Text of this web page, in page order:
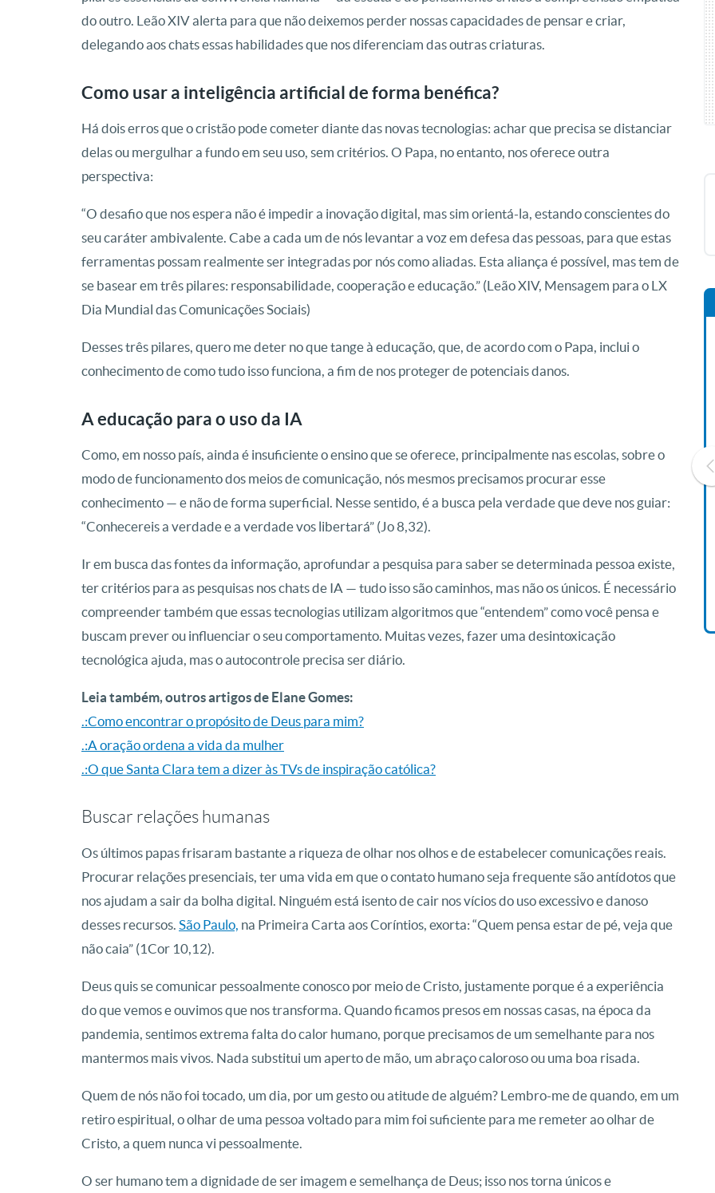
do outro. Leão XIV alerta para que não deixemos perder nossas capacidades de pensar e criar,
delegando aos chats essas habilidades que nos diferenciam das outras criaturas.
Como usar a inteligência artificial de forma benéfica?
Há dois erros que o cristão pode cometer diante das novas tecnologias: achar que precisa se distanciar
delas ou mergulhar a fundo em seu uso, sem critérios. O Papa, no entanto, nos oferece outra
perspectiva:
“O desafio que nos espera não é impedir a inovação digital, mas sim orientá-la, estando conscientes do
seu caráter ambivalente. Cabe a cada um de nós levantar a voz em defesa das pessoas, para que estas
ferramentas possam realmente ser integradas por nós como aliadas. Esta aliança é possível, mas tem de
se basear em três pilares: responsabilidade, cooperação e educação.” (Leão XIV, Mensagem para o LX
Dia Mundial das Comunicações Sociais)
Desses três pilares, quero me deter no que tange à educação, que, de acordo com o Papa, inclui o
conhecimento de como tudo isso funciona, a fim de nos proteger de potenciais danos.
A educação para o uso da IA
Como, em nosso país, ainda é insuficiente o ensino que se oferece, principalmente nas escolas, sobre o
modo de funcionamento dos meios de comunicação, nós mesmos precisamos procurar esse
conhecimento — e não de forma superficial. Nesse sentido, é a busca pela verdade que deve nos guiar:
“Conhecereis a verdade e a verdade vos libertará” (Jo 8,32).
Ir em busca das fontes da informação, aprofundar a pesquisa para saber se determinada pessoa existe,
ter critérios para as pesquisas nos chats de IA — tudo isso são caminhos, mas não os únicos. É necessário
compreender também que essas tecnologias utilizam algoritmos que “entendem” como você pensa e
buscam prever ou influenciar o seu comportamento. Muitas vezes, fazer uma desintoxicação
tecnológica ajuda, mas o autocontrole precisa ser diário.
Leia também, outros artigos de Elane Gomes:
.:Como encontrar o propósito de Deus para mim?
.:A oração ordena a vida da mulher
.:O que Santa Clara tem a dizer às TVs de inspiração católica?
Buscar relações humanas
Os últimos papas frisaram bastante a riqueza de olhar nos olhos e de estabelecer comunicações reais.
Procurar relações presenciais, ter uma vida em que o contato humano seja frequente são antídotos que
nos ajudam a sair da bolha digital. Ninguém está isento de cair nos vícios do uso excessivo e danoso
desses recursos. São Paulo, na Primeira Carta aos Coríntios, exorta: “Quem pensa estar de pé, veja que
não caia” (1Cor 10,12).
Deus quis se comunicar pessoalmente conosco por meio de Cristo, justamente porque é a experiência
do que vemos e ouvimos que nos transforma. Quando ficamos presos em nossas casas, na época da
pandemia, sentimos extrema falta do calor humano, porque precisamos de um semelhante para nos
mantermos mais vivos. Nada substitui um aperto de mão, um abraço caloroso ou uma boa risada.
Quem de nós não foi tocado, um dia, por um gesto ou atitude de alguém? Lembro-me de quando, em um
retiro espiritual, o olhar de uma pessoa voltado para mim foi suficiente para me remeter ao olhar de
Cristo, a quem nunca vi pessoalmente.
O ser humano tem a dignidade de ser imagem e semelhança de Deus; isso nos torna únicos e
R$ 42,41